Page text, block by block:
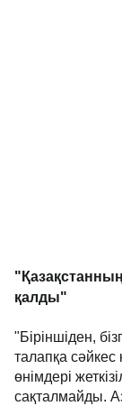
қалды"
"Біріншіден,
талапқа
өнімдері
сақталмайды.